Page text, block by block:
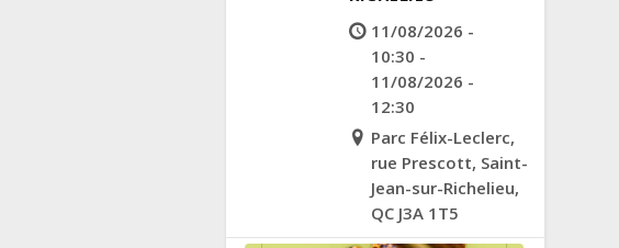
11/08/2026 -
10:30 -
11/08/2026 -
12:30
Parc Félix-Leclerc,
rue Prescott, Saint-
Jean-sur-Richelieu,
QC J3A 1T5